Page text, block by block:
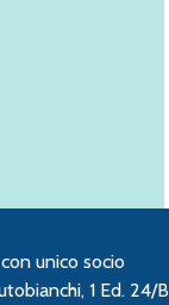
unico socio
1 Ed. 24/B